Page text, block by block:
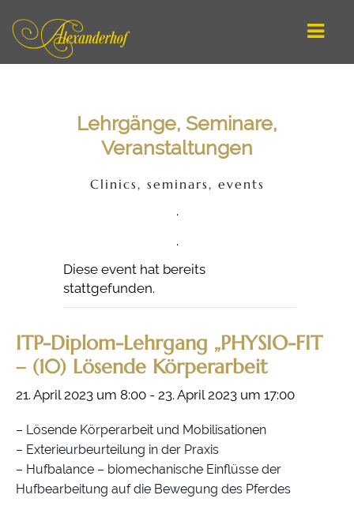
ENGLISH
ATHLETISCHES LONGIEREN
ONLINE-SCHULE
COACHING
THERAPEUTISCHES REITEN
TERMINE / SEMINARE
PREISE
PLANE SELBST EINEN KURS
KONTAKT
Lehrgänge, Seminare,
Veranstaltungen
Clinics, seminars, events
.
.
Diese event hat bereits
stattgefunden.
ITP-Diplom-Lehrgang „PHYSIO-FIT
– (10) Lösende Körperarbeit
21. April 2023 um 8:00 - 23. April 2023 um 17:00
– Lösende Körperarbeit und Mobilisationen
– Exterieurbeurteilung in der Praxis
– Hufbalance – biomechanische Einflüsse der
Hufbearbeitung auf die Bewegung des Pferdes